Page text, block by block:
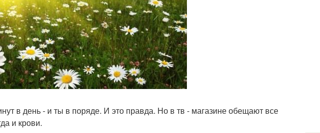
в день - и ты в поряде. И это правда. Но в тв - магазине обещают все
и крови.